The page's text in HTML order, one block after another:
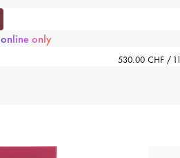
online only
530.00 CHF / 1 l